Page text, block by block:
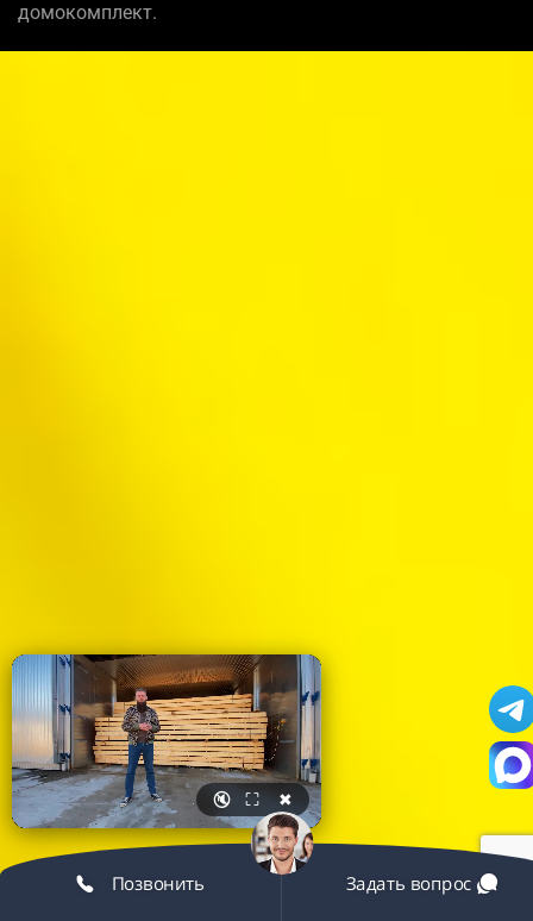
домокомплект.
🔇 ⛶ ✖
Позвонить Задать вопрос